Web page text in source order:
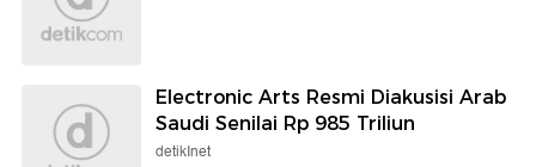
Electronic Arts Resmi Diakusisi Arab
Saudi Senilai Rp 985 Triliun
detikInet